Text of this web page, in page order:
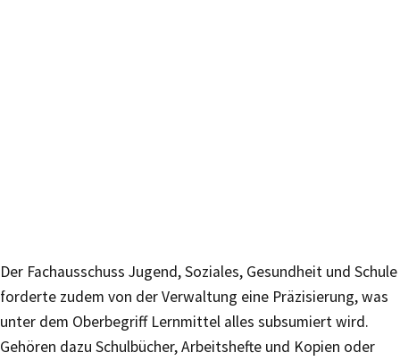
Der Fachausschuss Jugend, Soziales, Gesundheit und Schule
forderte zudem von der Verwaltung eine Präzisierung, was
unter dem Oberbegriff Lernmittel alles subsumiert wird.
Gehören dazu Schulbücher, Arbeitshefte und Kopien oder